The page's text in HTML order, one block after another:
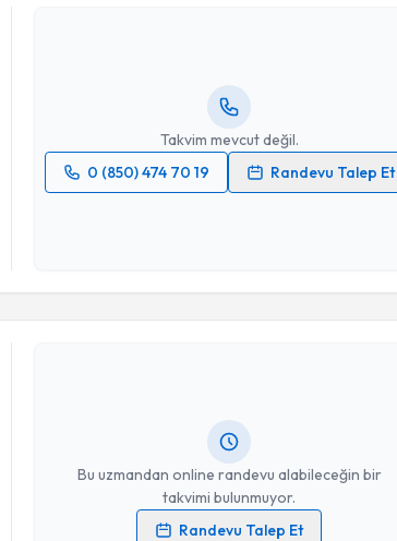
Takvim mevcut değil.
0 (850) 474 70 19
Randevu Talep Et
Op. Dr. Erkan Kara
Takvim Talebini Gönder
Bu uzmandan online randevu alabileceğin bir
takvimi bulunmuyor.
Randevu Talep Et